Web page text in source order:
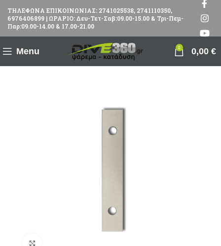
ΤΗΛΕΦΩΝΑ ΕΠΙΚΟΙΝΩΝΙΑΣ: 2741025538, 2741110350,
6976406899 | ΩΡΑΡΙΟ: Δευ-Τετ-Σαβ:09.00-15.00 & Τρι-Πεμ-
Παρ:09.00-14.00 & 17.00-21.00
Menu 0 0,00 €